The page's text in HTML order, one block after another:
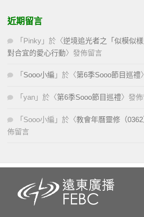
近期留言
「 Pinky 」於〈逆境追光者之「似模似
對合宜的愛心行動〉發佈留言
「 Sooo小編 」於〈第6季Sooo節目巡禮
「 yan 」於〈第6季Sooo節目巡禮〉發
「 Sooo小編 」於〈教會年曆靈修（
佈留言